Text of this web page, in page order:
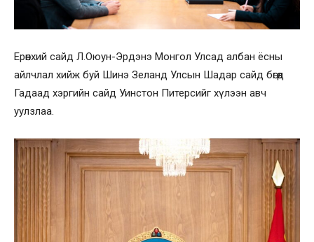
Ерөнхий сайд Л.Оюун-Эрдэнэ Монгол Улсад албан ёсны
айлчлал хийж буй Шинэ Зеланд Улсын Шадар сайд бөгөөд
Гадаад хэргийн сайд Уинстон Питерсийг хүлээн авч
уулзлаа.